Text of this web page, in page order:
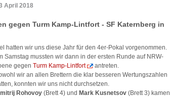
April 2018
gegen Turm Kamp-Lintfort - SF Katernberg in
hatten wir uns diese Jahr für den 4er-Pokal vorgenommen.
Samstag mussten wir dann in der ersten Runde auf NRW-
gegen Turm Kamp-Lintfort
antreten.
wir an allen Brettern die klar besseren Wertungszahlen
konnten wir uns nicht durchsetzen.
Rohovoy (Brett 4) und Mark Kusnetsov (Brett 3) kamen